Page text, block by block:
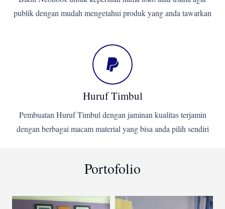
publik dengan mudah mengetahui produk yang anda tawarkan
Huruf Timbul
Pembuatan Huruf Timbul dengan jaminan kualitas terjamin
dengan berbagai macam material yang bisa anda pilih sendiri
Portofolio